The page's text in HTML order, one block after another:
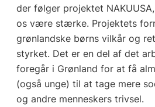
der følger projektet
os være stærke. Projektets
grønlandske børns vilkår og
styrket. Det er en del af det
foregår i Grønland for at få
(også unge) til at tage mere
og andre menneskers trivsel.